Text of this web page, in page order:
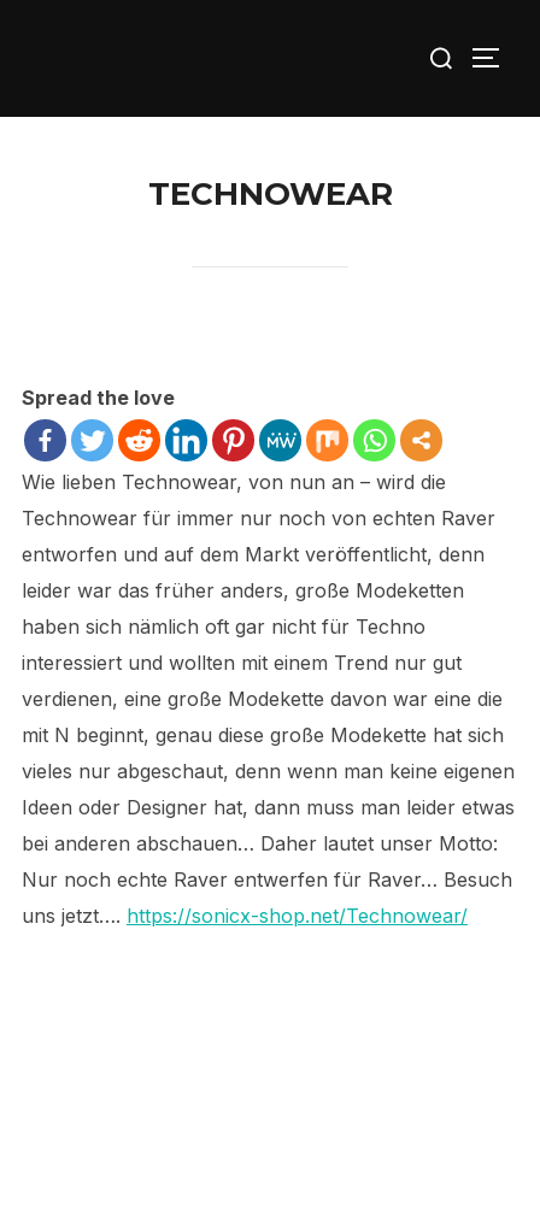
nach:
TECHNOWEAR
Spread the love
Wie lieben Technowear, von nun an – wird die
Technowear für immer nur noch von echten Raver
entworfen und auf dem Markt veröffentlicht, denn
leider war das früher anders, große Modeketten
haben sich nämlich oft gar nicht für Techno
interessiert und wollten mit einem Trend nur gut
verdienen, eine große Modekette davon war eine die
mit N beginnt, genau diese große Modekette hat sich
vieles nur abgeschaut, denn wenn man keine eigenen
Ideen oder Designer hat, dann muss man leider etwas
bei anderen abschauen… Daher lautet unser Motto:
Nur noch echte Raver entwerfen für Raver… Besuch
uns jetzt…. https://sonicx-shop.net/Technowear/